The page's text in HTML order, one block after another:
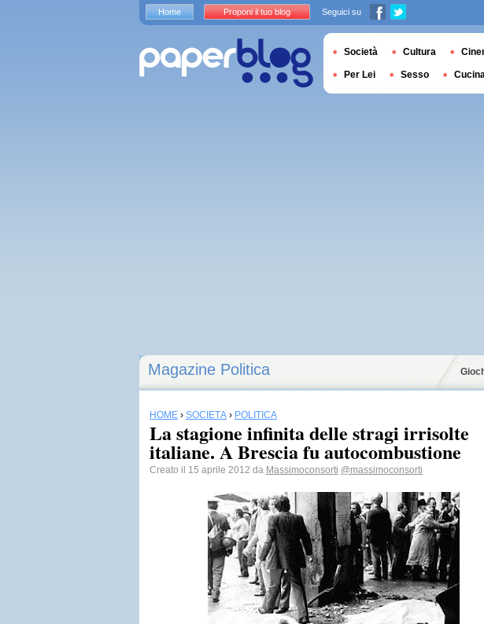
Magazine Politica
HOME › SOCIETÀ › POLITICA
La stagione infinita delle stragi irrisolte
italiane. A Brescia fu autocombustione
Creato il 15 aprile 2012 da Massimoconsorti @massimoconsorti
Home Proponi il tuo blog Seguici su
Società Cultura
Per Lei Sesso